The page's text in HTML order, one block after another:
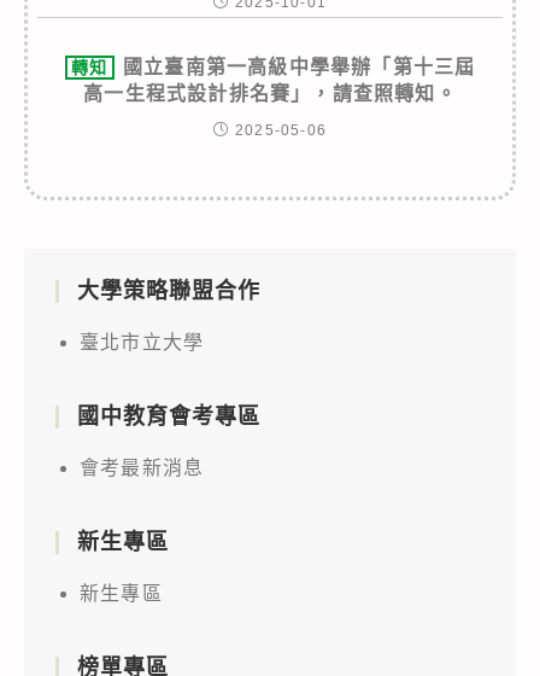
轉知
國立臺南第一高級中學舉辦「第十三屆
高一生程式設計排名賽」，請查照轉知。
2025-05-06
大學策略聯盟合作
臺北市立大學
國中教育會考專區
會考最新消息
新生專區
新生專區
榜單專區